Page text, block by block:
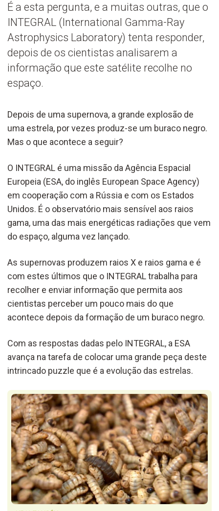
É a esta pergunta, e a muitas outras, que o
INTEGRAL (International Gamma-Ray
Astrophysics Laboratory) tenta responder,
depois de os cientistas analisarem a
informação que este satélite recolhe no
espaço.
Depois de uma supernova, a grande explosão de
uma estrela, por vezes produz-se um buraco negro.
Mas o que acontece a seguir?
O INTEGRAL é uma missão da Agência Espacial
Europeia (ESA, do inglês European Space Agency)
em cooperação com a Rússia e com os Estados
Unidos. É o observatório mais sensível aos raios
gama, uma das mais energéticas radiações que vem
do espaço, alguma vez lançado.
As supernovas produzem raios X e raios gama e é
com estes últimos que o INTEGRAL trabalha para
recolher e enviar informação que permita aos
cientistas perceber um pouco mais do que
acontece depois da formação de um buraco negro.
Com as respostas dadas pelo INTEGRAL, a ESA
avança na tarefa de colocar uma grande peça deste
intrincado puzzle que é a evolução das estrelas.